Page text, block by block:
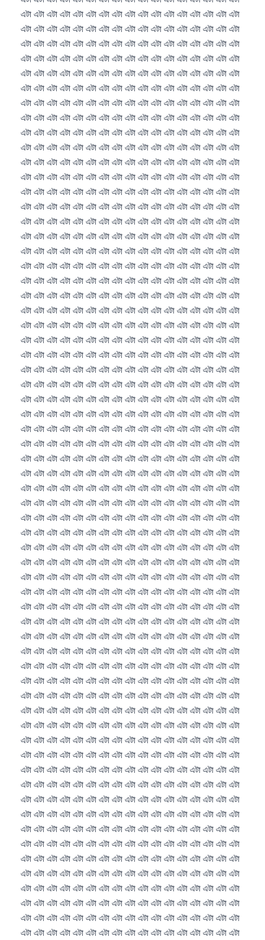
پښتو
سنڌي
Galego
Latviešu valoda
Euskara
Gàidhlig
العربية المغربية
Afrikaans
Монгол
ພາສາລາວ
Basa Jawa
Cebuano
ئۇيغۇرچە
Кыргызча
Татар теле
Беларуская мова
Esperanto
Frysk
Ślōnskŏ gŏdka
Norsk bokmål